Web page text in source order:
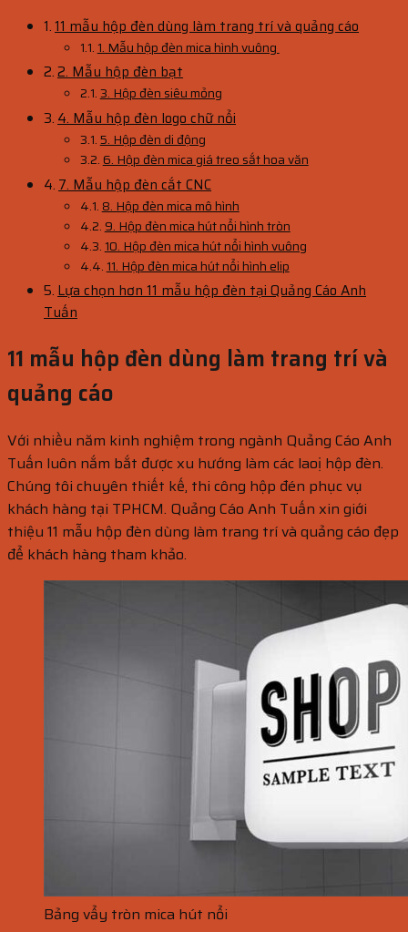
11 mẫu hộp đèn dùng làm trang trí và quảng cáo
1. Mẫu hộp đèn mica hình vuông
2. Mẫu hộp đèn bạt
3. Hộp đèn siêu mỏng
4. Mẫu hộp đèn logo chữ nổi
5. Hộp đèn di động
6. Hộp đèn mica giá treo sắt hoa văn
7. Mẫu hộp đèn cắt CNC
8. Hộp đèn mica mô hình
9. Hộp đèn mica hút nổi hình tròn
10. Hộp đèn mica hút nổi hình vuông
11. Hộp đèn mica hút nổi hình elip
Lựa chọn hơn 11 mẫu hộp đèn tại Quảng Cáo Anh
Tuấn
11 mẫu hộp đèn dùng làm trang trí và
quảng cáo
Với nhiều năm kinh nghiệm trong ngành Quảng Cáo Anh
Tuấn luôn nắm bắt được xu hướng làm các laoị hộp đèn.
Chúng tôi chuyên thiết kế, thi công hộp đén phục vụ
khách hàng tại TPHCM. Quảng Cáo Anh Tuấn xin giới
thiệu 11 mẫu hộp đèn dùng làm trang trí và quảng cáo đẹp
để khách hàng tham khảo.
Bảng vẩy tròn mica hút nổi